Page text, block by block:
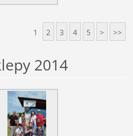
1 2 3 4 5 > >>
2014